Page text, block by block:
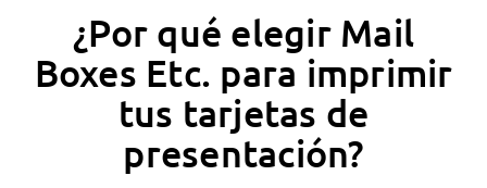
¿Por qué elegir Mail
Boxes Etc. para imprimir
tus tarjetas de
presentación?